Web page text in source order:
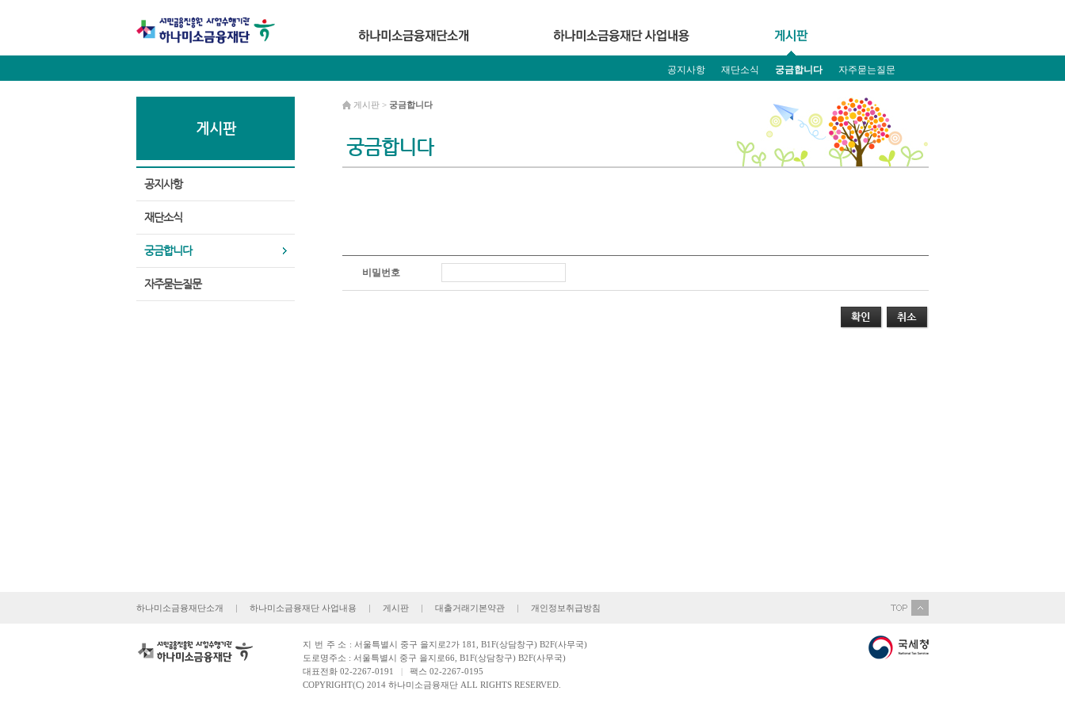
공지사항 재단소식 궁금합니다 자주묻는질문
게시판
공지사항
재단소식
궁금합니다
자주묻는질문
궁금합니다
게시판 > 궁금합니다
비밀번호
하나미소금융재단소개 | 하나미소금융재단 사업내용 | 게시판 | 대출거래기본약관 | 개인정보취급방침
지번주소 : 서울특별시 중구 을지로2가 181, B1F(상담창구) B2F(사무국)
도로명주소 : 서울특별시 중구 을지로66, B1F(상담창구) B2F(사무국)
대표전화 02-2267-0191 | 팩스 02-2267-0195
COPYRIGHT(C) 2014 하나미소금융재단 ALL RIGHTS RESERVED.